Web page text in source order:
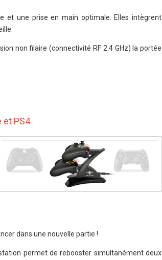
et une prise en main optimale. Elles intègrent
non filaire (connectivité RF 2.4 GHz) la portée
et PS4
dans une nouvelle partie !
permet de rebooster simultanément deux